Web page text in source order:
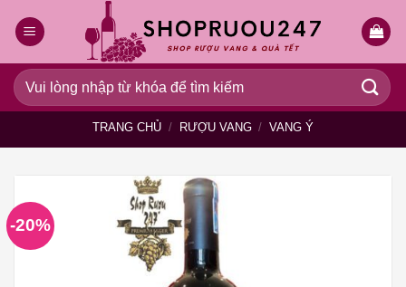
qua
dung
Tìm
kiếm:
TRANG CHỦ / RƯỢU VANG / VANG Ý
-20%